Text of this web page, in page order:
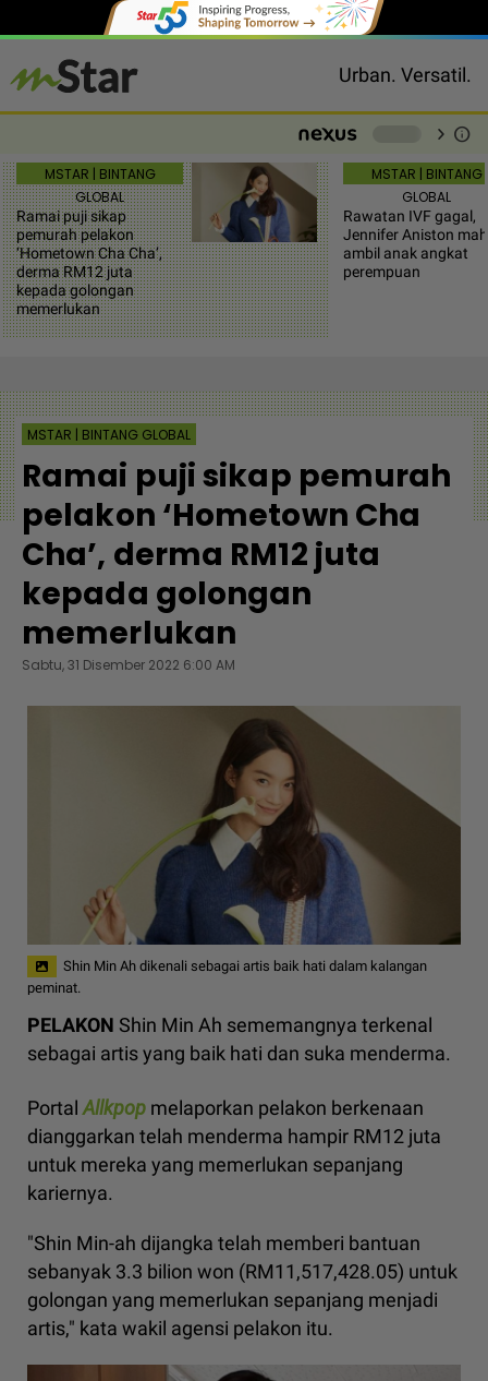
Urban. Versatil.
chevron_right info
MSTAR | BINTANG
GLOBAL
Ramai puji sikap
pemurah pelakon
‘Hometown Cha Cha’,
derma RM12 juta
kepada golongan
memerlukan
MSTAR | BINTANG
GLOBAL
Rawatan IVF gagal,
Jennifer Aniston
ambil anak angkat
perempuan
MSTAR | BINTANG GLOBAL
Ramai puji sikap pemurah
pelakon ‘Hometown Cha
Cha’, derma RM12 juta
kepada golongan
memerlukan
Sabtu, 31 Disember 2022 6:00 AM
Shin Min Ah dikenali sebagai artis baik hati dalam kalangan
peminat.
PELAKON Shin Min Ah sememangnya terkenal
sebagai artis yang baik hati dan suka menderma.
Portal Allkpop melaporkan pelakon berkenaan
dianggarkan telah menderma hampir RM12 juta
untuk mereka yang memerlukan sepanjang
kariernya.
"Shin Min-ah dijangka telah memberi bantuan
sebanyak 3.3 bilion won (RM11,517,428.05) untuk
golongan yang memerlukan sepanjang menjadi
artis," kata wakil agensi pelakon itu.